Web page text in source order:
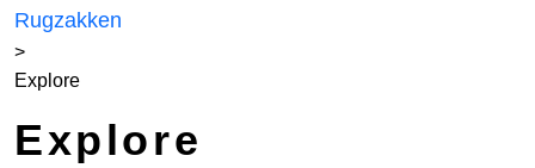
Rugzakken
>
Explore
Explore